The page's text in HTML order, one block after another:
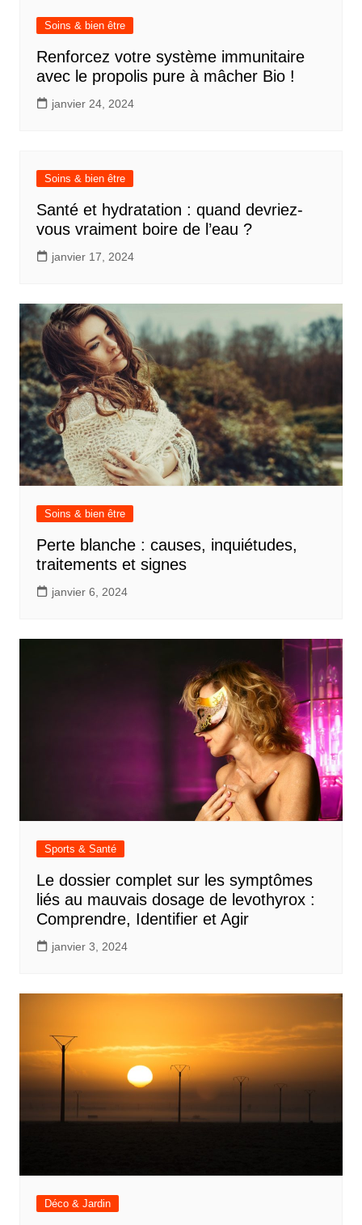
Soins & bien être
Renforcez votre système immunitaire
avec le propolis pure à mâcher Bio !
janvier 24, 2024
Soins & bien être
Santé et hydratation : quand devriez-
vous vraiment boire de l’eau ?
janvier 17, 2024
Soins & bien être
Perte blanche : causes, inquiétudes,
traitements et signes
janvier 6, 2024
Sports & Santé
Le dossier complet sur les symptômes
liés au mauvais dosage de levothyrox :
Comprendre, Identifier et Agir
janvier 3, 2024
Déco & Jardin